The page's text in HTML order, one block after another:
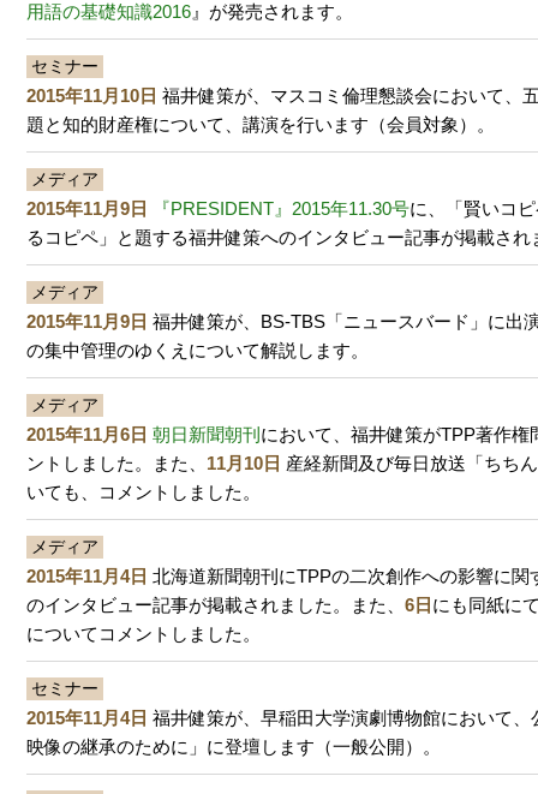
用語の基礎知識2016 』が発売されます。
セミナー
2015年11月10日 福井健策が、マスコミ倫理懇談会において、
題と知的財産権について、講演を行います（会員対象）。
メディア
2015年11月9日 『PRESIDENT』2015年11.30号に、「賢いコ
るコピペ」と題する福井健策へのインタビュー記事が掲載され
メディア
2015年11月9日 福井健策が、BS-TBS「ニュースバード」に出
の集中管理のゆくえについて解説します。
メディア
2015年11月6日 朝日新聞朝刊 において、福井健策がTPP著作権
ントしました。また、 11月10日 産経新聞及び毎日放送「ちち
いても、コメントしました。
メディア
2015年11月4日 北海道新聞朝刊にTPPの二次創作への影響に関
のインタビュー記事が掲載されました。また、6日 にも同紙に
についてコメントしました。
セミナー
2015年11月4日 福井健策が、早稲田大学演劇博物館において、
映像の継承のために」に登壇します（一般公開）。